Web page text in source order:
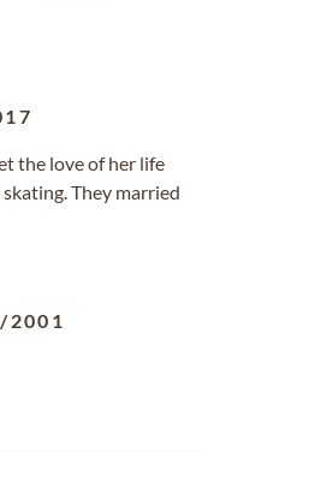
the love of her life
They married
2001